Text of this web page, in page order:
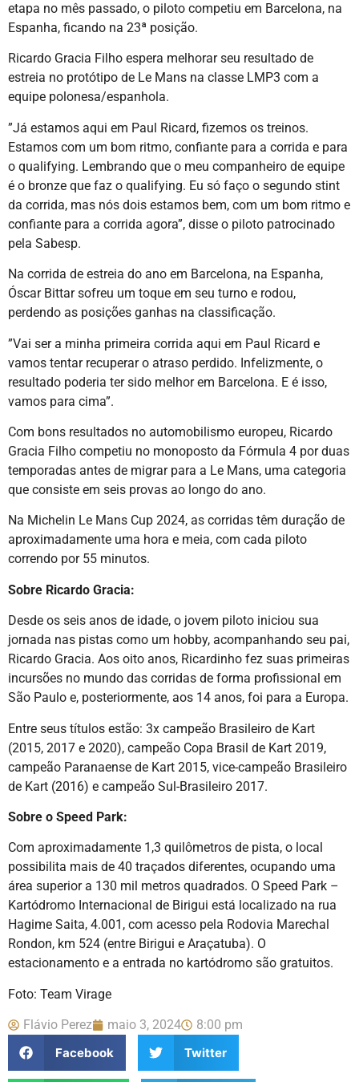
etapa no mês passado, o piloto competiu em Barcelona, na
Espanha, ficando na 23ª posição.
Ricardo Gracia Filho espera melhorar seu resultado de
estreia no protótipo de Le Mans na classe LMP3 com a
equipe polonesa/espanhola.
”Já estamos aqui em Paul Ricard, fizemos os treinos.
Estamos com um bom ritmo, confiante para a corrida e para
o qualifying. Lembrando que o meu companheiro de equipe
é o bronze que faz o qualifying. Eu só faço o segundo stint
da corrida, mas nós dois estamos bem, com um bom ritmo e
confiante para a corrida agora”, disse o piloto patrocinado
pela Sabesp.
Na corrida de estreia do ano em Barcelona, na Espanha,
Óscar Bittar sofreu um toque em seu turno e rodou,
perdendo as posições ganhas na classificação.
”Vai ser a minha primeira corrida aqui em Paul Ricard e
vamos tentar recuperar o atraso perdido. Infelizmente, o
resultado poderia ter sido melhor em Barcelona. E é isso,
vamos para cima”.
Com bons resultados no automobilismo europeu, Ricardo
Gracia Filho competiu no monoposto da Fórmula 4 por duas
temporadas antes de migrar para a Le Mans, uma categoria
que consiste em seis provas ao longo do ano.
Na Michelin Le Mans Cup 2024, as corridas têm duração de
aproximadamente uma hora e meia, com cada piloto
correndo por 55 minutos.
Sobre Ricardo Gracia:
Desde os seis anos de idade, o jovem piloto iniciou sua
jornada nas pistas como um hobby, acompanhando seu pai,
Ricardo Gracia. Aos oito anos, Ricardinho fez suas primeiras
incursões no mundo das corridas de forma profissional em
São Paulo e, posteriormente, aos 14 anos, foi para a Europa.
Entre seus títulos estão: 3x campeão Brasileiro de Kart
(2015, 2017 e 2020), campeão Copa Brasil de Kart 2019,
campeão Paranaense de Kart 2015, vice-campeão Brasileiro
de Kart (2016) e campeão Sul-Brasileiro 2017.
Sobre o Speed Park:
Com aproximadamente 1,3 quilômetros de pista, o local
possibilita mais de 40 traçados diferentes, ocupando uma
área superior a 130 mil metros quadrados. O Speed Park –
Kartódromo Internacional de Birigui está localizado na rua
Hagime Saita, 4.001, com acesso pela Rodovia Marechal
Rondon, km 524 (entre Birigui e Araçatuba). O
estacionamento e a entrada no kartódromo são gratuitos.
Foto: Team Virage
Flávio Perez maio 3, 2024
8:00 pm
Facebook
Twitter